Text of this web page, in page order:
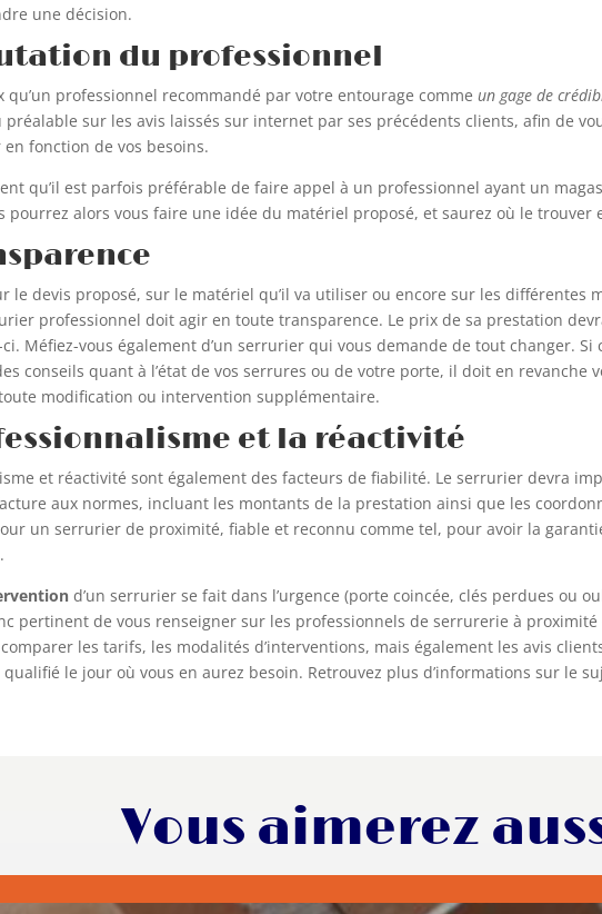
une décision.
du professionnel
qu’un professionnel recommandé par votre entourage comme un gage de
préalable sur les avis laissés sur internet par ses précédents clients, afin de
en fonction de vos besoins.
qu’il est parfois préférable de faire appel à un professionnel ayant un
pourrez alors vous faire une idée du matériel proposé, et saurez où le trouver
le devis proposé, sur le matériel qu’il va utiliser ou encore sur les différentes
professionnel doit agir en toute transparence. Le prix de sa prestation
Méfiez-vous également d’un serrurier qui vous demande de tout changer. Si
conseils quant à l’état de vos serrures ou de votre porte, il doit en revanche
modification ou intervention supplémentaire.
et la réactivité
et réactivité sont également des facteurs de fiabilité. Le serrurier devra
aux normes, incluant les montants de la prestation ainsi que les
un serrurier de proximité, fiable et reconnu comme tel, pour avoir la
d’un serrurier se fait dans l’urgence (porte coincée, clés perdues ou
pertinent de vous renseigner sur les professionnels de serrurerie à proximité
les tarifs, les modalités d’interventions, mais également les avis
le jour où vous en aurez besoin. Retrouvez plus d’informations sur le
Vous aimerez